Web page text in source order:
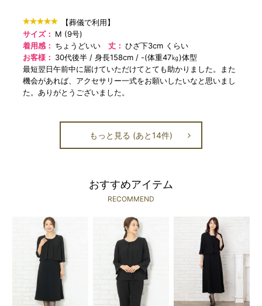
【葬儀で利用】
サイズ： M (9号)
着用感： ちょうどいい 丈：ひざ下3cm くらい
お客様： 30代後半 身長158cm
-(体重47㎏)体型
最短翌日午前中に届けていただけてとても助かりました。また
機会があれば、アクセサリー一式をお願いしたいなと思いまし
た。ありがとうございました。
もっと見る (あと14件)
おすすめアイテム
RECOMMEND